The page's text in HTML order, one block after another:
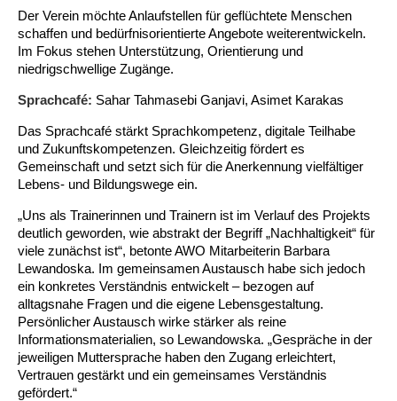
Der Verein möchte Anlaufstellen für geflüchtete Menschen
schaffen und bedürfnisorientierte Angebote weiterentwickeln.
Im Fokus stehen Unterstützung, Orientierung und
niedrigschwellige Zugänge.
Sprachcafé: Sahar Tahmasebi Ganjavi, Asimet Karakas
Das Sprachcafé stärkt Sprachkompetenz, digitale Teilhabe
und Zukunftskompetenzen. Gleichzeitig fördert es
Gemeinschaft und setzt sich für die Anerkennung vielfältiger
Lebens- und Bildungswege ein.
„Uns als Trainerinnen und Trainern ist im Verlauf des Projekts
deutlich geworden, wie abstrakt der Begriff „Nachhaltigkeit“ für
viele zunächst ist“, betonte AWO Mitarbeiterin Barbara
Lewandoska. Im gemeinsamen Austausch habe sich jedoch
ein konkretes Verständnis entwickelt – bezogen auf
alltagsnahe Fragen und die eigene Lebensgestaltung.
Persönlicher Austausch wirke stärker als reine
Informationsmaterialien, so Lewandowska. „Gespräche in der
jeweiligen Muttersprache haben den Zugang erleichtert,
Vertrauen gestärkt und ein gemeinsames Verständnis
gefördert.“